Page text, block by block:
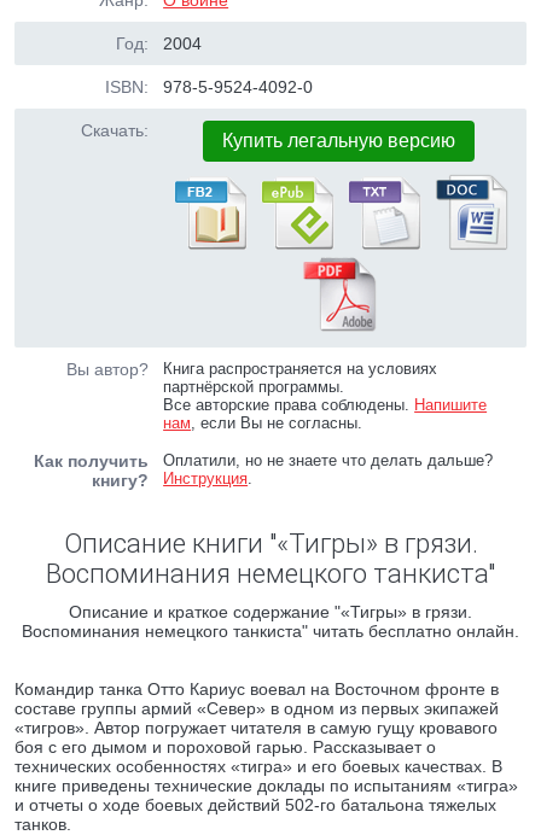
Год: 2004
ISBN: 978-5-9524-4092-0
Скачать: Купить легальную версию
Вы автор?
Книга распространяется на условиях
партнёрской программы.
Все авторские права соблюдены. Напишите
нам, если Вы не согласны.
Как получить
книгу?
Оплатили, но не знаете что делать дальше?
Инструкция.
Описание книги "«Тигры» в грязи.
Воспоминания немецкого танкиста"
Описание и краткое содержание "«Тигры» в грязи.
Воспоминания немецкого танкиста" читать бесплатно онлайн.
Командир танка Отто Кариус воевал на Восточном фронте в
составе группы армий «Север» в одном из первых экипажей
«тигров». Автор погружает читателя в самую гущу кровавого
боя с его дымом и пороховой гарью. Рассказывает о
технических особенностях «тигра» и его боевых качествах. В
книге приведены технические доклады по испытаниям «тигра»
и отчеты о ходе боевых действий 502-го батальона тяжелых
танков.